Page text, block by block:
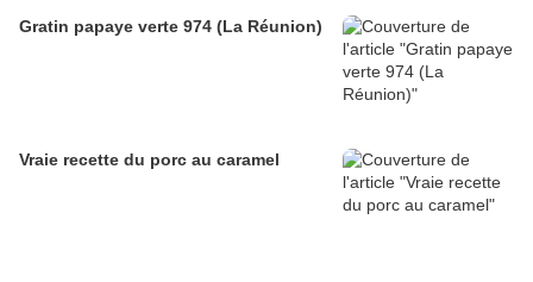
Gratin papaye verte 974 (La Réunion)
Vraie recette du porc au caramel